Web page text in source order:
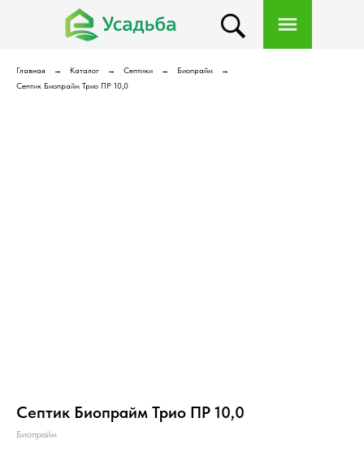
Главная Каталог Септики
Биопрайм
Септик Биопрайм Трио ПР 10,0
Септик Биопрайм Трио ПР 10,0
Биопрайм